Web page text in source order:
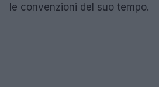
le convenzioni del suo tempo.